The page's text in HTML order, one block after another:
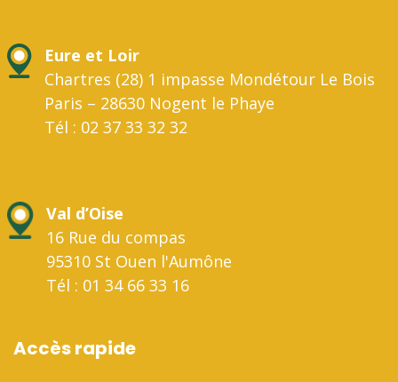
Eure et Loir
Chartres (28) 1 impasse Mondétour Le Bois
Paris – 28630 Nogent le Phaye
Tél : 02 37 33 32 32
Val d’Oise
16 Rue du compas
95310 St Ouen l'Aumône
Tél : 01 34 66 33 16
Accès rapide